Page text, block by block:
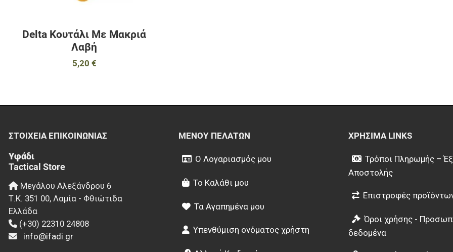
Delta Κουτάλι Με Μακριά
Λαβή
5,20 €
ΣΤΟΙΧΕΊΑ EΠΙΚΟΙΝΩΝΊΑΣ
Υφάδι
Tactical Store
Μεγάλου Αλεξάνδρου 6
Τ.Κ. 351 00, Λαμία - Φθιώτιδα
Ελλάδα
(+30) 22310 24808
info@ifadi.gr
ΜΕΝΟΎ ΠΕΛΑΤΏΝ
Ο Λογαριασμός μου
Το Καλάθι μου
Τα Αγαπημένα μου
Υπενθύμιση ονόματος χρήστη
ΧΡΉΣΙΜΑ LINKS
Τρόποι Πληρωμής –
Αποστολής
Επιστροφές
Όροι χρήσης -
δεδομένα